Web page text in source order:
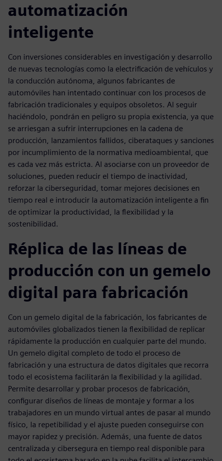
automatización
inteligente
Con inversiones considerables en investigación y desarrollo
de nuevas tecnologías como la electriﬁcación de vehículos y
la conducción autónoma, algunos fabricantes de
automóviles han intentado continuar con los procesos de
fabricación tradicionales y equipos obsoletos. Al seguir
haciéndolo, pondrán en peligro su propia existencia, ya que
se arriesgan a sufrir interrupciones en la cadena de
producción, lanzamientos fallidos, ciberataques y sanciones
por incumplimiento de la normativa medioambiental, que
es cada vez más estricta. Al asociarse con un proveedor de
soluciones, pueden reducir el tiempo de inactividad,
reforzar la ciberseguridad, tomar mejores decisiones en
tiempo real e introducir la automatización inteligente a fin
de optimizar la productividad, la flexibilidad y la
sostenibilidad.
Réplica de las líneas de
producción con un gemelo
digital para fabricación
Con un gemelo digital de la fabricación, los fabricantes de
automóviles globalizados tienen la flexibilidad de replicar
rápidamente la producción en cualquier parte del mundo.
Un gemelo digital completo de todo el proceso de
fabricación y una estructura de datos digitales que recorra
todo el ecosistema facilitarán la flexibilidad y la agilidad.
Permite desarrollar y probar procesos de fabricación,
configurar diseños de líneas de montaje y formar a los
trabajadores en un mundo virtual antes de pasar al mundo
físico, la repetibilidad y el ajuste pueden conseguirse con
mayor rapidez y precisión. Además, una fuente de datos
centralizada y cibersegura en tiempo real disponible para